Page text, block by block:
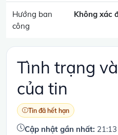
Hướng ban
công
Không xác
Tình trạng
của tin
Tin đã hết hạn
Cập nhật gần nhất: